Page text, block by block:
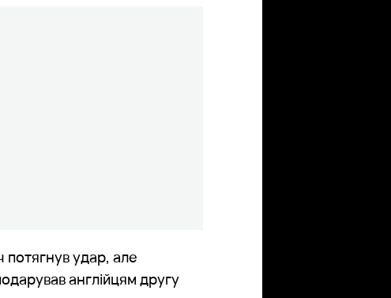
потягнув удар, але
англійцям другу